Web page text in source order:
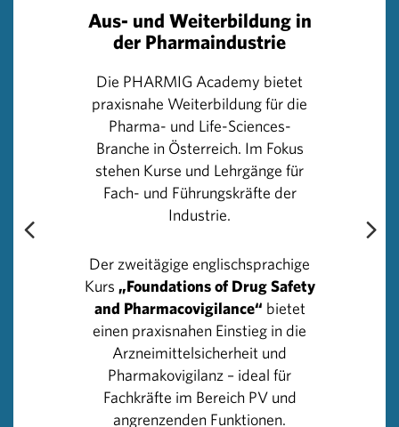
Benjamin Riedl, MSc, vom Wiener Gesundheitsverbund,
bekräftigte die Anbindung der Register an europäische
Register für seltene Erkrankungen braucht klare
Verantwortlichkeiten, gemeinsame Standards und
Vertrauen in die Qualität der Daten. Zugleich müssen
Register spezifisch und kollaborativ ausgerichtet sein,
um den unterschiedlichen Anforderungen von Forschung
und Versorgung zu genügen. Damit Register langfristig
tragfähig seien, sollte ihre Führung, so Riedl, „als Teil der
medizinischen Leistungen anerkannt und abrechenbar
sein. Nur so lässt sich sicherstellen, dass die
Dokumentation und Nutzung wertvoller
Gesundheitsdaten nicht als unbezahlte Zusatzaufgabe,
sondern als integraler Bestandteil qualitätsgesicherter
Versorgung verstanden wird.“
Auch die Koordination eines Registers im Rahmen
bestehender Ressourcen spielt eine zentrale Rolle.
Aus- und Weiterbildung in
der Pharmaindustrie
Die PHARMIG Academy bietet
praxisnahe Weiterbildung für die
Pharma- und Life-Sciences-
Branche in Österreich. Im Fokus
stehen Kurse und Lehrgänge für
Fach- und Führungskräfte der
Industrie.
Der zweitägige englischsprachige
Kurs „Foundations of Drug Safety
and Pharmacovigilance“ bietet
einen praxisnahen Einstieg in die
Arzneimittelsicherheit und
Pharmakovigilanz – ideal für
Fachkräfte im Bereich PV und
angrenzenden Funktionen.